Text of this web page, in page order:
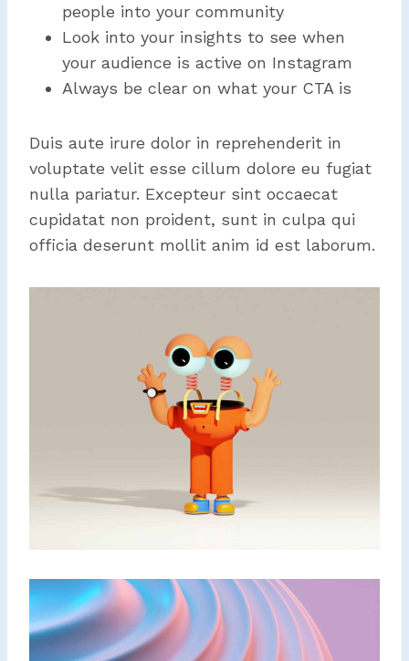
people into your community
Look into your insights to see when
your audience is active on Instagram
Always be clear on what your CTA is
Duis aute irure dolor in reprehenderit in
voluptate velit esse cillum dolore eu fugiat
nulla pariatur. Excepteur sint occaecat
cupidatat non proident, sunt in culpa qui
officia deserunt mollit anim id est laborum.